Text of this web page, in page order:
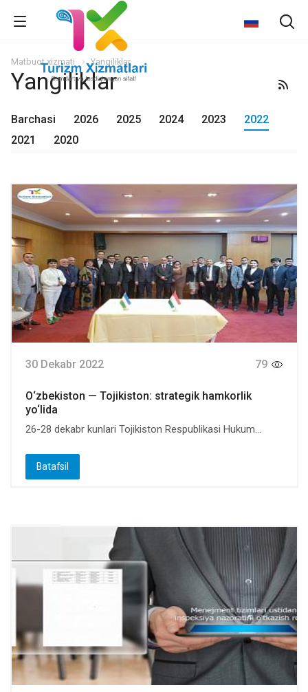
Matbuot xizmati Yangiliklar
Yangiliklar
Barchasi 2026 2025 2024 2023
2022
2021
2020
30 Dekabr 2022 79
O‘zbekiston — Tojikiston: strategik hamkorlik
yo‘lida
26-28 dekabr kunlari Tojikiston Respublikasi Hukum...
Batafsil